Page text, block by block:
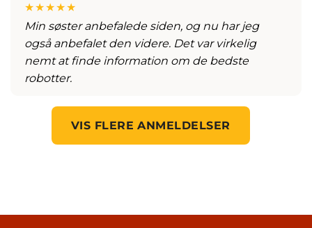
★★★★★
Min søster anbefalede siden, og nu har jeg
også anbefalet den videre. Det var virkelig
nemt at finde information om de bedste
robotter.
VIS FLERE ANMELDELSER